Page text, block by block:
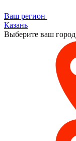
Ваш регион
Казань
Выберите ваш город